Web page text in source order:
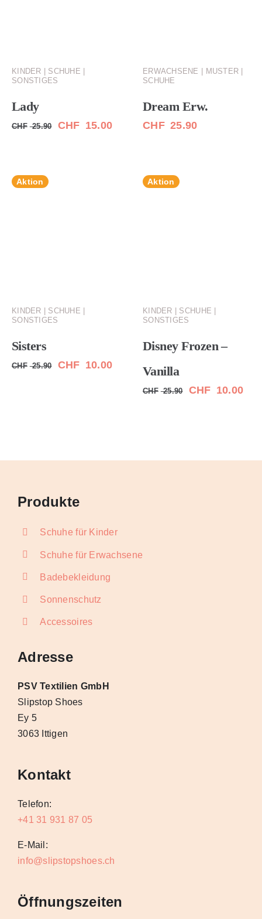
KINDER | SCHUHE |
SONSTIGES
Lady
CHF 25.90
Ursprünglicher
CHF 15.00Aktueller
CHF 15.00.
ERWACHSENE | MUSTER |
SCHUHE
Dream Erw.
CHF 25.90
KINDER | SCHUHE |
SONSTIGES
Sisters
Aktion
CHF 25.90
Ursprünglicher
CHF 10.00Aktueller
KINDER | SCHUHE |
SONSTIGES
Disney Frozen –
Vanilla
Aktion
CHF 25.90
Ursprünglicher
CHF 10.00
Produkte
Schuhe für Kinder
Schuhe für Erwachsene
Badebekleidung
Sonnenschutz
Accessoires
Adresse
PSV Textilien GmbH
Slipstop Shoes
Ey 5
3063 Ittigen
Kontakt
Telefon:
+41 31 931 87 05
E-Mail:
info@slipstopshoes.ch
Öffnungszeiten